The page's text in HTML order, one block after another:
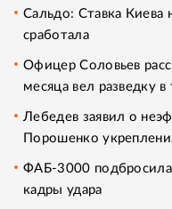
Сальдо: Ставка Киева
сработала
Офицер Соловьев
месяца вел разведку
Лебедев заявил о
Порошенко
ФАБ-3000 подбросила
кадры удара